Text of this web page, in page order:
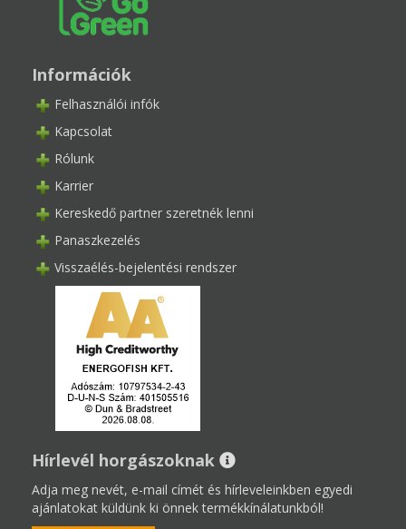
Információk
Felhasználói infók
Kapcsolat
Rólunk
Karrier
Kereskedő partner szeretnék lenni
Panaszkezelés
Visszaélés-bejelentési rendszer
Hírlevél horgászoknak
Adja meg nevét, e-mail címét és hírleveleinkben egyedi
ajánlatokat küldünk ki önnek termékkínálatunkból!